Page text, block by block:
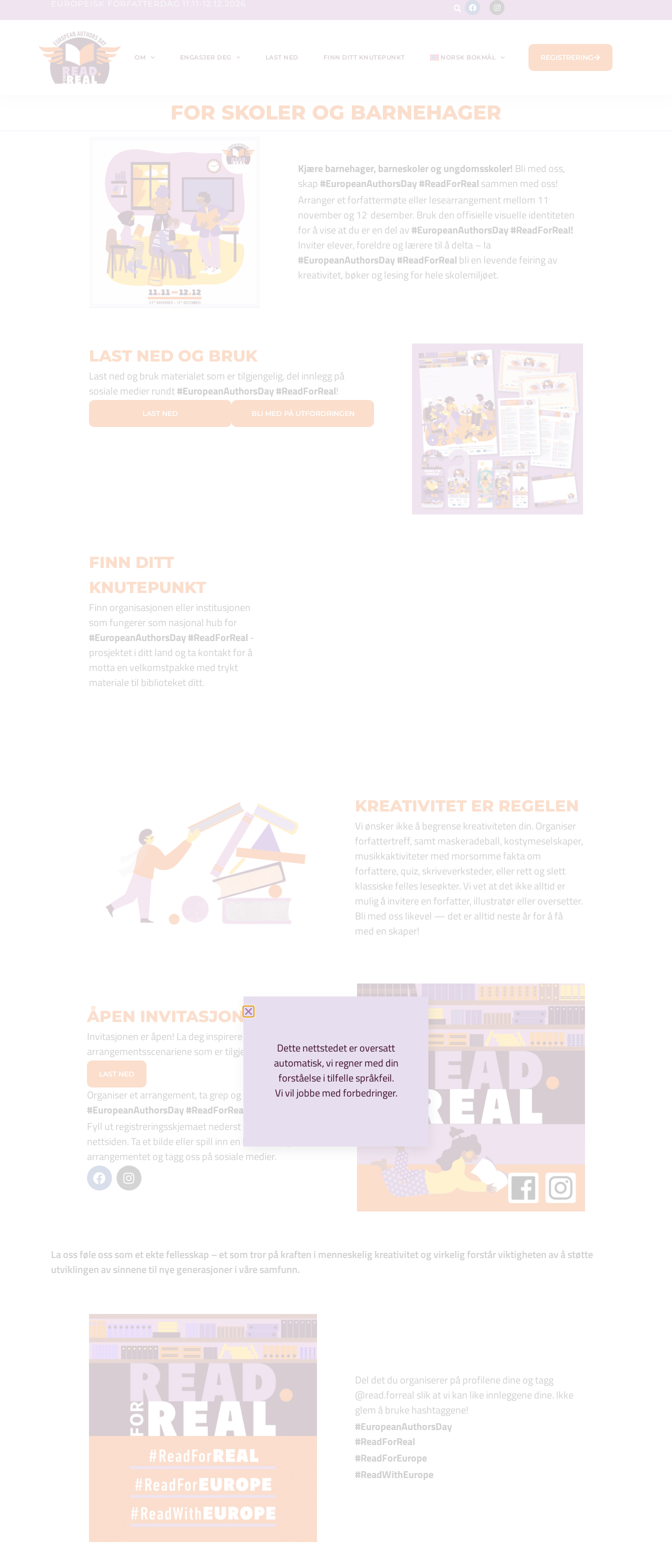
OM ENGASJER DEG LAST NED FINN DITT KNUTEPUNKT NORSK BOKMÅL REGISTRERING
FOR SKOLER OG BARNEHAGER
Kjære barnehager, barneskoler og ungdomsskoler! Bli med oss,
skap#EuropeanAuthorsDay #ReadForRealsammen med oss!
Arranger et forfattermøte eller lesearrangement mellom 11.
november og 12. desember. Bruk den offisielle visuelle identiteten
for å vise at du er en del av#EuropeanAuthorsDay #ReadForReal!
Inviter elever, foreldre og lærere til å delta – la
#EuropeanAuthorsDay #ReadForRealbli en levende feiring av
kreativitet, bøker og lesing for hele skolemiljøet.
LAST NED OG BRUK
Last ned og bruk materialet som er tilgjengelig, del innlegg på
sosiale medier rundt#EuropeanAuthorsDay #ReadForReal!
LAST NED BLI MED PÅ UTFORDRINGEN
FINN DITT
KNUTEPUNKT
Finn organisasjonen eller institusjonen
som fungerer som nasjonal hub for
#EuropeanAuthorsDay #ReadForReal-
prosjektet i ditt land og ta kontakt for å
motta en velkomstpakke med trykt
materiale til biblioteket ditt.
KREATIVITET ER REGELEN
Vi ønsker ikke å begrense kreativiteten din. Organiser
forfattertreff, samt maskeradeball, kostymeselskaper,
musikkaktiviteter med morsomme fakta om
forfattere, quiz, skriveverksteder, eller rett og slett
klassiske felles leseøkter. Vi vet at det ikke alltid er
mulig å invitere en forfatter, illustratør eller oversetter.
Bli med oss likevel — det er alltid neste år for å få
med en skaper!
ÅPEN INVITASJON
Invitasjonen er åpen! La deg inspirere av
arrangementsscenariene som er tilgjengelige her.
LAST NED
Organiser et arrangement, ta grep og bli en del av
#EuropeanAuthorsDay #ReadForReal.
Fyll ut registreringsskjemaet nederst på denne
nettsiden. Ta et bilde eller spill inn en kort video på
arrangementet og tagg oss på sosiale medier.
La oss føle oss som et ekte fellesskap – et som tror på kraften i menneskelig kreativitet og virkelig forstår viktigheten av å støtte
utviklingen av sinnene til nye generasjoner i våre samfunn.
Del det du organiserer på profilene dine og tagg
@read.forreal slik at vi kan like innleggene dine. Ikke
glem å bruke hashtaggene!
#EuropeanAuthorsDay
#ReadForReal
#ReadForEurope
#ReadWithEurope
Dette nettstedet er oversatt
automatisk, vi regner med din
forståelse i tilfelle språkfeil.
Vi vil jobbe med forbedringer.